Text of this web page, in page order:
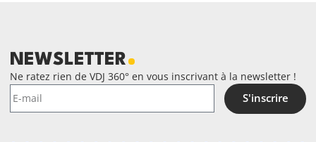
NEWSLETTER
Ne ratez rien de VDJ 360° en vous inscrivant à la newsletter !
S'inscrire